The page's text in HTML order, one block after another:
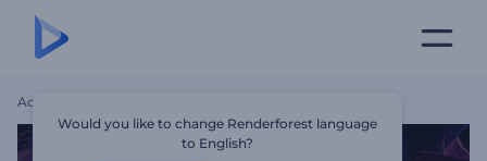
Accueil
Would you like to change Renderforest language
to English?